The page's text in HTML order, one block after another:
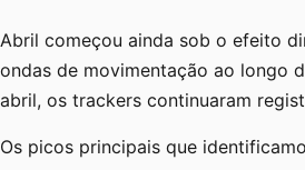
Abril começou ainda sob o efeito
ondas de movimentação ao longo
abril, os trackers continuaram
Os picos principais que